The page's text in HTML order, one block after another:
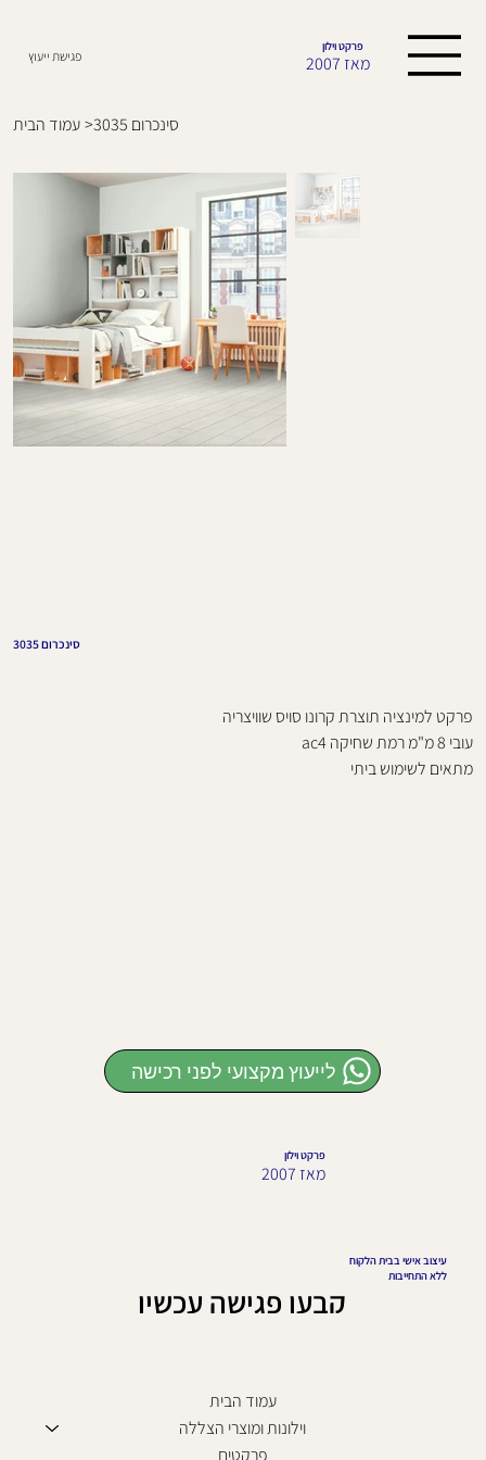
פגישת ייעוץ
פרקט וילון
מאז 2007
עמוד הבית> סינכרום 3035
סינכרום 3035
פרקט למינציה תוצרת קרונו סויס שוויצריה
עובי 8 מ"מ רמת שחיקה ac4
מתאים לשימוש ביתי
לייעוץ מקצועי לפני רכישה
פרקט וילון
מאז 2007
עיצוב אישי בבית הלקוח
ללא התחייבות
קבעו פגישה עכשיו
עמוד הבית
וילונות ומוצרי הצללה
פרקטים